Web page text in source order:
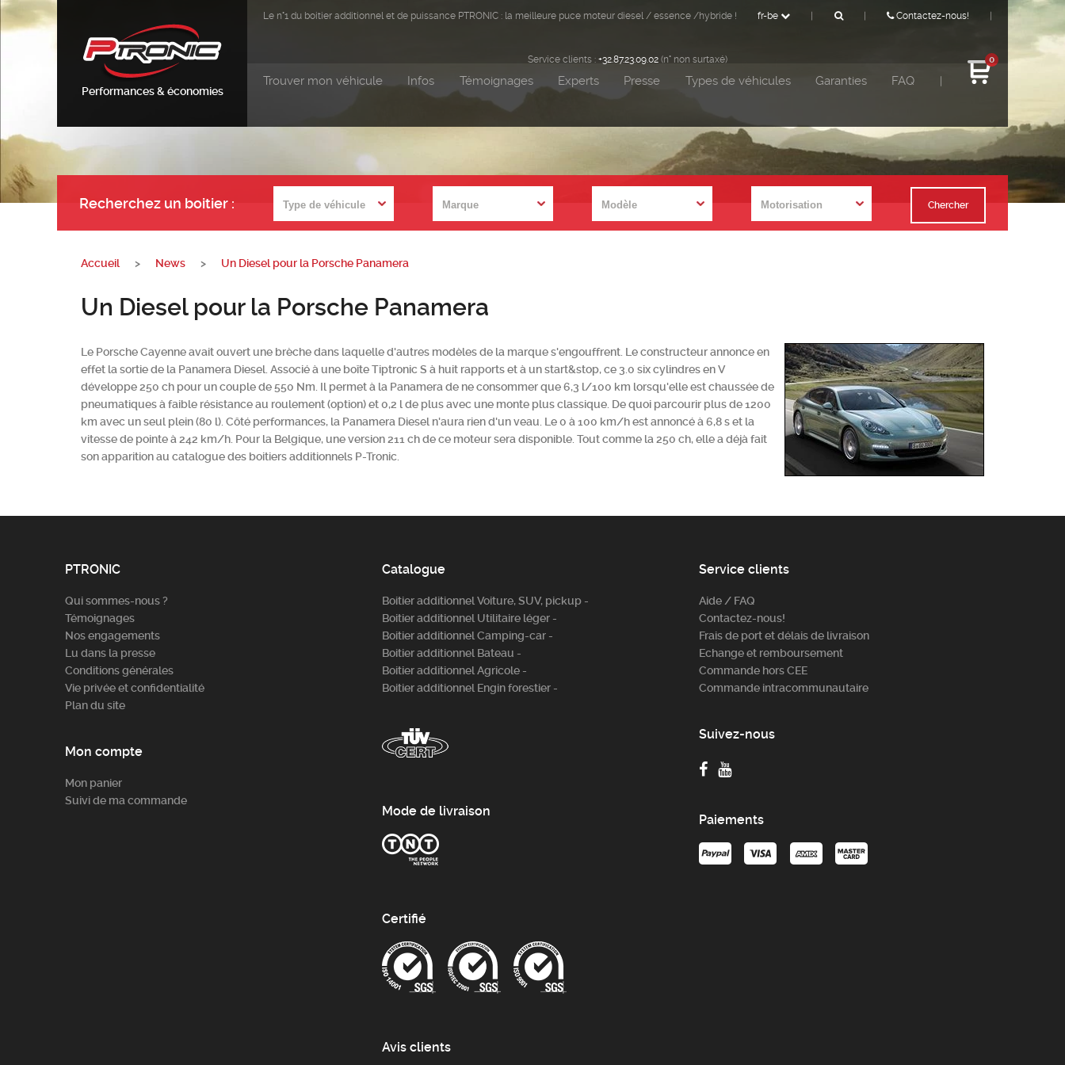
Performances & économies
Trouver mon véhicule Infos Témoignages Experts Presse Types de véhicules Garanties FAQ
0
Le n°1 du boitier additionnel et de puissance PTRONIC : la meilleure puce moteur diesel / essence /hybride ! fr-be Contactez-nous!
Service clients : +32.87.23.09.02 (n° non surtaxé)
Recherchez un boitier : Chercher
Accueil > News > Un Diesel pour la Porsche Panamera
Un Diesel pour la Porsche Panamera
Le Porsche Cayenne avait ouvert une brèche dans laquelle d'autres modèles de la marque s'engouffrent. Le constructeur annonce en
effet la sortie de la Panamera Diesel. Associé à une boîte Tiptronic S à huit rapports et à un start&stop, ce 3.0 six cylindres en V
développe 250 ch pour un couple de 550 Nm. Il permet à la Panamera de ne consommer que 6,3 l/100 km lorsqu'elle est chaussée de
pneumatiques à faible résistance au roulement (option) et 0,2 l de plus avec une monte plus classique. De quoi parcourir plus de 1200
km avec un seul plein (80 l). Côté performances, la Panamera Diesel n'aura rien d'un veau. Le 0 à 100 km/h est annoncé à 6,8 s et la
vitesse de pointe à 242 km/h. Pour la Belgique, une version 211 ch de ce moteur sera disponible. Tout comme la 250 ch, elle a déjà fait
son apparition au catalogue des boitiers additionnels P-Tronic.
PTRONIC
Qui sommes-nous ?
Témoignages
Nos engagements
Lu dans la presse
Conditions générales
Vie privée et confidentialité
Plan du site
Mon compte
Mon panier
Suivi de ma commande
Catalogue
Boitier additionnel Voiture, SUV, pickup -
Boitier additionnel Utilitaire léger -
Boitier additionnel Camping-car -
Boitier additionnel Bateau -
Boitier additionnel Agricole -
Boitier additionnel Engin forestier -
Mode de livraison
Certifié
Avis clients
Service clients
Aide / FAQ
Contactez-nous!
Frais de port et délais de livraison
Echange et remboursement
Commande hors CEE
Commande intracommunautaire
Suivez-nous
Paiements